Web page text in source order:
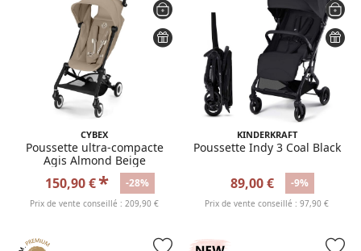
CYBEX
Poussette ultra-compacte
Agis Almond Beige
150,90 €* -28%
Prix de vente conseillé : 209,90 €
KINDERKRAFT
Poussette Indy 3 Coal Black
89,00 € -9%
Prix de vente conseillé : 97,90 €